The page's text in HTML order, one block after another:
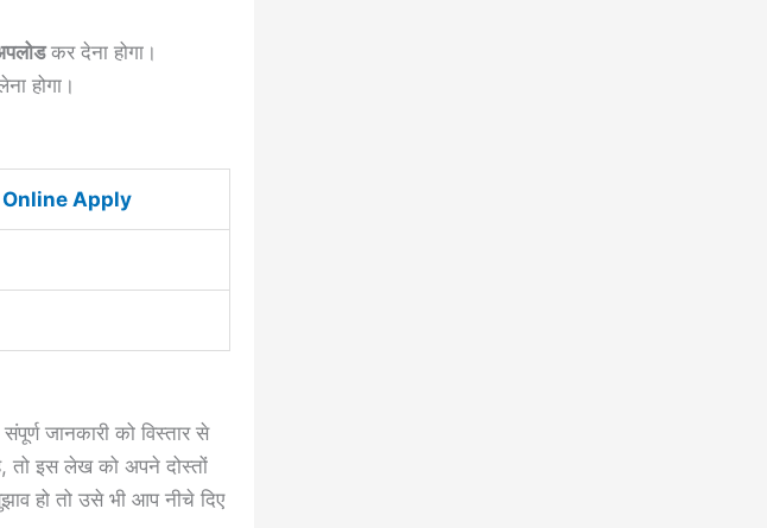
कर देना होगा।
होगा।
Apply
जानकारी को विस्तार से
तो इस लेख को अपने दोस्तों
हो तो उसे भी आप नीचे दिए